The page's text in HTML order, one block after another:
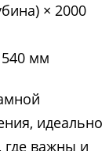
× 2000
мм
идеально
где важны и